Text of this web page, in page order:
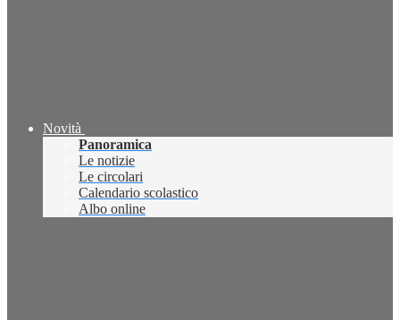
Novità
Panoramica
Le notizie
Le circolari
Calendario scolastico
Albo online